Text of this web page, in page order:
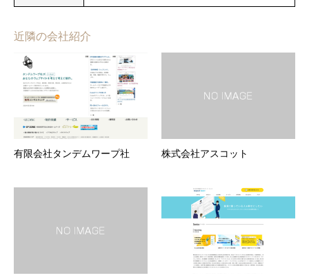
近隣の会社紹介
有限会社タンデムワープ社 株式会社アスコット